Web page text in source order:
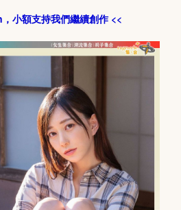
小額支持我們繼續創作 <<